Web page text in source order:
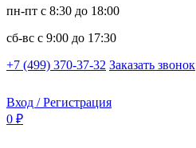
пн-пт с 8:30 до 18:00
сб-вс с 9:00 до 17:30
+7 (499) 370-37-32 Заказать звонок
Вход / Регистрация
0 ₽